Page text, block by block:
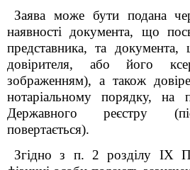
Заява може бути подана
наявності документа, що
представника, та
довірителя, або його
зображенням), а також
нотаріальному порядку, на
Державного реєстру
повертається).
Згідно з п. 2 розділу IX